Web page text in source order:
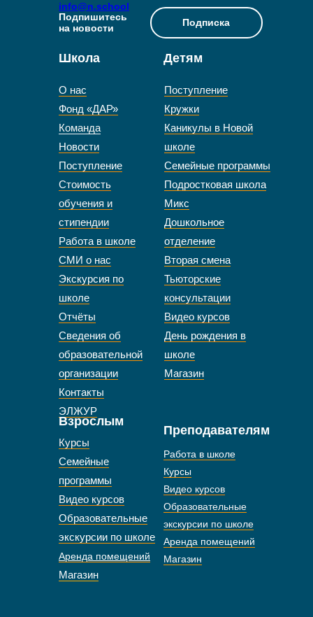
Школа Детям
О нас
Фонд «ДАР»
Команда
Новости
Поступление
Стоимость
обучения и
стипендии
Работа в школе
СМИ о нас
Экскурсия по
школе
Отчёты
Сведения об
образовательной
организации
Контакты
ЭЛЖУР
Поступление
Кружки
Каникулы в Новой
школе
Семейные программы
Подростковая школа
Микс
Дошкольное
отделение
Вторая смена
Тьюторские
консультации
Видео курсов
День рождения в
школе
Магазин
Взрослым
Подписка
Подпишитесь
на новости
Курсы
Семейные
программы
Видео курсов
Образовательные
экскурсии по школе
Аренда помещений
Магазин
Преподавателям
Работа в школе
Курсы
Видео курсов
Образовательные
экскурсии по школе
Аренда помещений
Магазин
info@n.school